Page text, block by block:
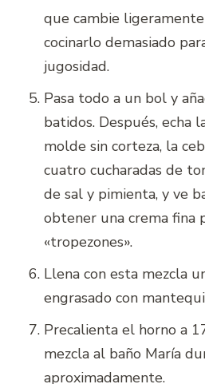
que cambie
cocinarlo demasiado
jugosidad.
Pasa todo a un bol y
batidos. Después, echa
molde sin corteza, la
cuatro cucharadas de
de sal y pimienta, y ve
obtener una crema fina
«tropezones».
Llena con esta mezcla
engrasado con
Precalienta el horno a
mezcla al baño María
aproximadamente.